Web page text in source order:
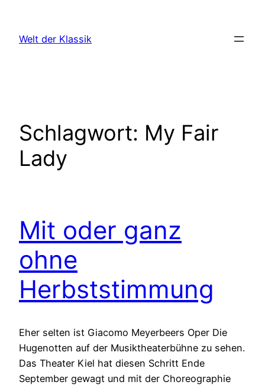
springen
Welt der Klassik
Schlagwort: My Fair
Lady
Mit oder ganz
ohne
Herbststimmung
Eher selten ist Giacomo Meyerbeers Oper Die
Hugenotten auf der Musiktheaterbühne zu sehen.
Das Theater Kiel hat diesen Schritt Ende
September gewagt und mit der Choreographie